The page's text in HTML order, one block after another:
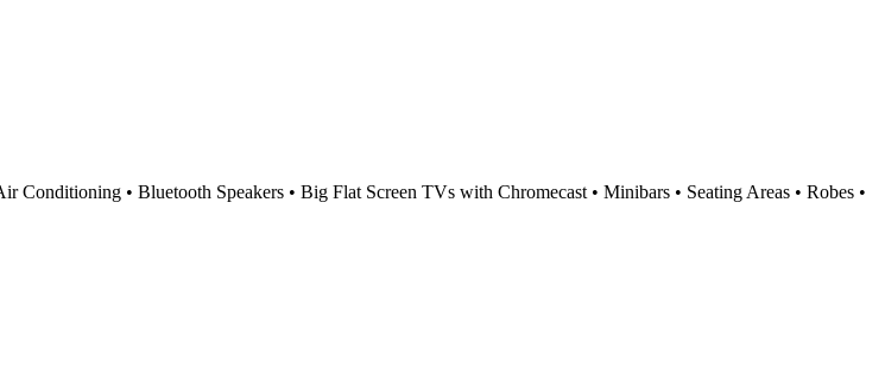
• Bluetooth Speakers • Big Flat Screen TVs with Chromecast • Minibars • Seating Areas • Robes •